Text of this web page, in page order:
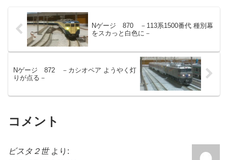
Nゲージ 870 －113系1500番代 種別幕
をスカっと白色に－
Nゲージ 872 －カシオペア ようやく灯
りが点る－
コメント
ビスタ２世 より: